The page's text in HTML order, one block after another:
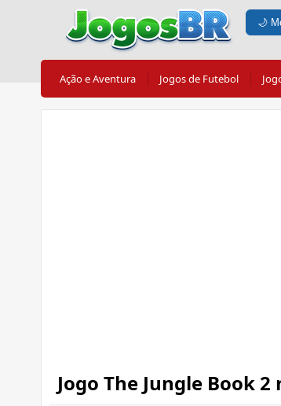
🌙
Ação e Aventura Jogos de Futebol
Jogo The Jungle Book 2